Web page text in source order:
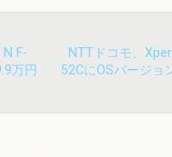
F-
万円
NTTドコモ、
52CにOSバージョ